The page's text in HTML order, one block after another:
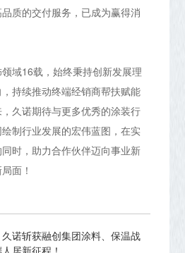
质的交付服务，已成为赢得消
域16载，始终秉持创新发展理
持续推动终端经销商帮扶赋能
久诺期待与更多优秀的涂装行
制行业发展的宏伟蓝图，在实
时，助力合作伙伴迈向事业新
面！
久诺斩获融创集团涂料、保温战
居新征程！